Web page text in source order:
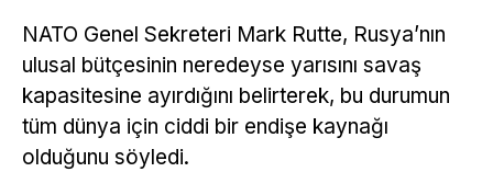
NATO Genel Sekreteri Mark Rutte, Rusya’nın
ulusal bütçesinin neredeyse yarısını savaş
kapasitesine ayırdığını belirterek, bu durumun
tüm dünya için ciddi bir endişe kaynağı
olduğunu söyledi.